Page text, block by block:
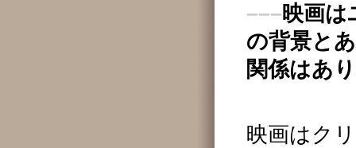
–––映画
の背景と
関係はあ
映画はク